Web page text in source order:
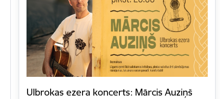
Ulbrokas ezera koncerts: Mārcis Auziņš